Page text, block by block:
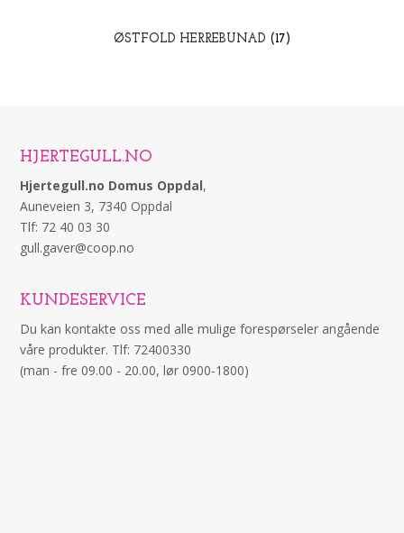
ØSTFOLD HERREBUNAD (17)
HJERTEGULL.NO
Hjertegull.no Domus Oppdal,
Auneveien 3, 7340 Oppdal
Tlf: 72 40 03 30
gull.gaver@coop.no
KUNDESERVICE
Du kan kontakte oss med alle mulige forespørseler angående
våre produkter. Tlf: 72400330
(man - fre 09.00 - 20.00, lør 0900-1800)